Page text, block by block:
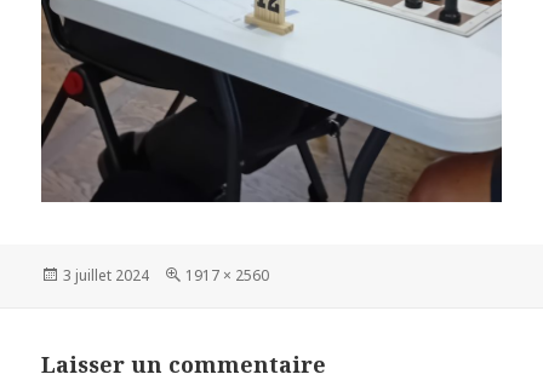
Publié
3 juillet 2024
Taille
1917 × 2560
Laisser un commentaire